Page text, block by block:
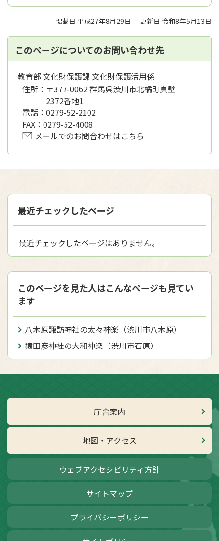
掲載日 平成27年8月29日 更新日 令和8年5月13日
このページについてのお問い合わせ先
教育部 文化財保護課 文化財保護活用係
住所： 〒377-0062 群馬県渋川市北橘町真壁
2372番地1
電話： 0279-52-2102
FAX： 0279-52-4008
メールでのお問合わせはこちら
最近チェックしたページ
最近チェックしたページはありません。
このページを見た人はこんなページも見てい
ます
八木原諏訪神社の太々神楽（渋川市八木原）
猿田彦神社の大和神楽（渋川市石原）
庁舎案内
地図・アクセス
ウェブアクセシビリティ方針
サイトマップ
プライバシーポリシー